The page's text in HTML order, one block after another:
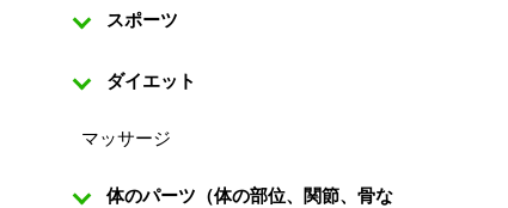
スポーツ
ダイエット
マッサージ
体のパーツ（体の部位、関節、骨な